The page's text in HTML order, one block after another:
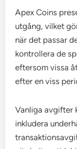
Apex Coins
utgång, vilket
när det passar
kontrollera de
eftersom vissa
efter en viss
Vanliga avgifter
inkludera